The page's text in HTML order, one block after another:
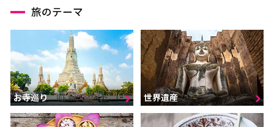
旅のテーマ
お寺巡り 世界遺産